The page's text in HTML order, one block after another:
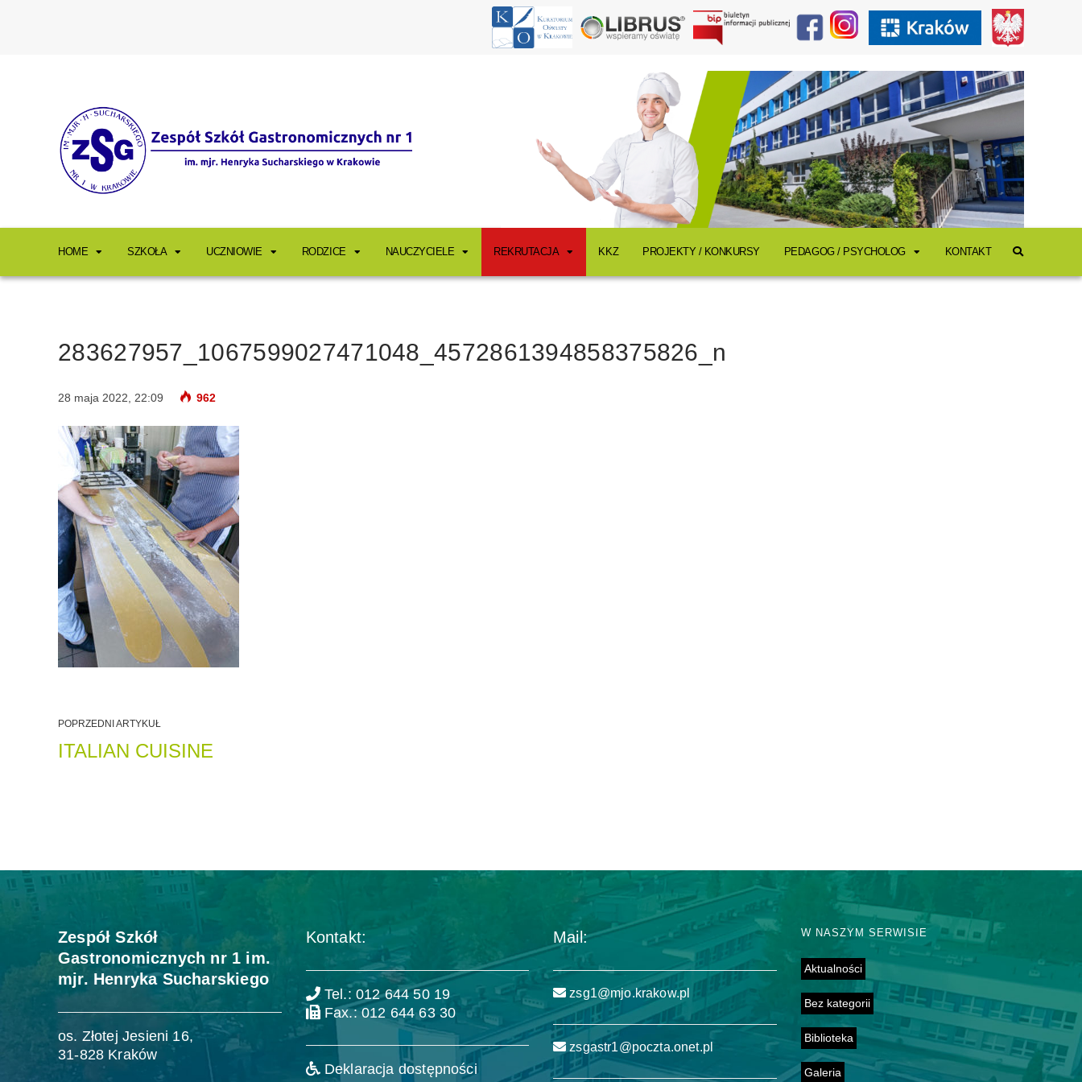
HOME SZKOŁA UCZNIOWIE RODZICE NAUCZYCIELE REKRUTACJA KKZ PROJEKTY / KONKURSY PEDAGOG / PSYCHOLOG KONTAKT
283627957_1067599027471048_4572861394858375826_n
28 maja 2022, 22:09 962
POPRZEDNI ARTYKUŁ
ITALIAN CUISINE
Zespół Szkół
Gastronomicznych nr 1 im.
mjr. Henryka Sucharskiego
os. Złotej Jesieni 16,
31-828 Kraków
Kontakt:
Tel.: 012 644 50 19
Fax.: 012 644 63 30
Deklaracja dostępności
Mail:
zsg1@mjo.krakow.pl
zsgastr1@poczta.onet.pl
W NASZYM SERWISIE
Aktualności
Bez kategorii
Biblioteka
Galeria